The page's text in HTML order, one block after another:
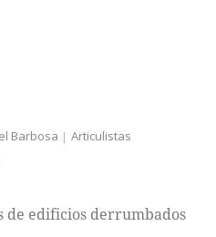
Barbosa
Articulistas
de edificios derrumbados